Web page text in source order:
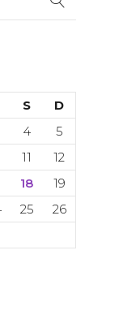
S
D
4
5
11
12
18
19
25
26